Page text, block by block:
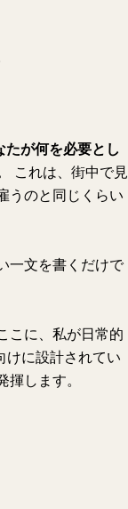
が何を必要とし
これは、街中で見
うのと同じくらい
一文を書くだけで
こに、私が日常的
けに設計されてい
します。